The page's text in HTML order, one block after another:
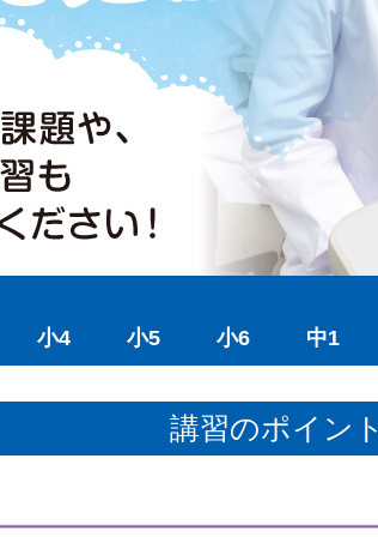
小4 小5 小6 中1
講習のポイント